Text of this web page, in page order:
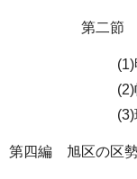
第二節
第四編 旭区の区